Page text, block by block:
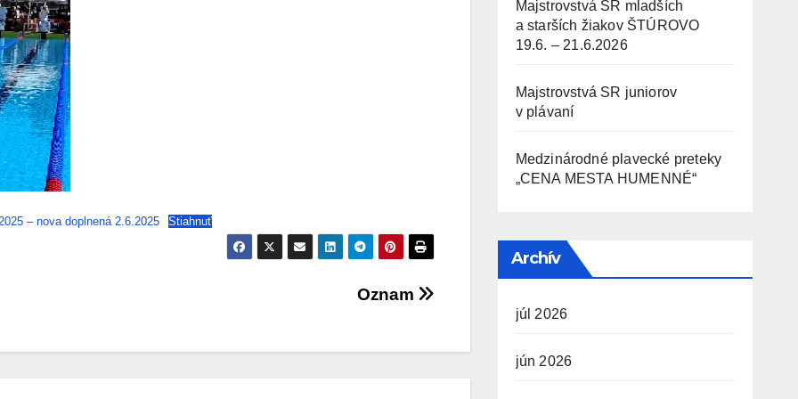
– nova doplnená 2.6.2025 Stiahnuť
Oznam
Majstrovstvá SR mladších
a starších žiakov ŠTÚROVO
19.6. – 21.6.2026
Majstrovstvá SR juniorov
v plávaní
Medzinárodné plavecké preteky
„CENA MESTA HUMENNÉ“
Archív
júl 2026
jún 2026